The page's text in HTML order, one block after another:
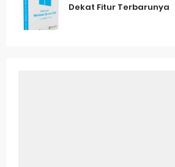
Dekat Fitur Terbarunya